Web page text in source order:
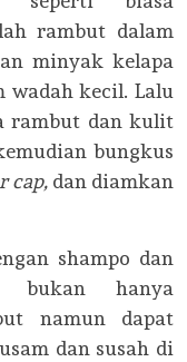
rambut dalam
minyak kelapa
kecil. Lalu
rambut dan kulit
bungkus
cap, dan diamkan
shampo dan
bukan hanya
namun dapat
dan susah di